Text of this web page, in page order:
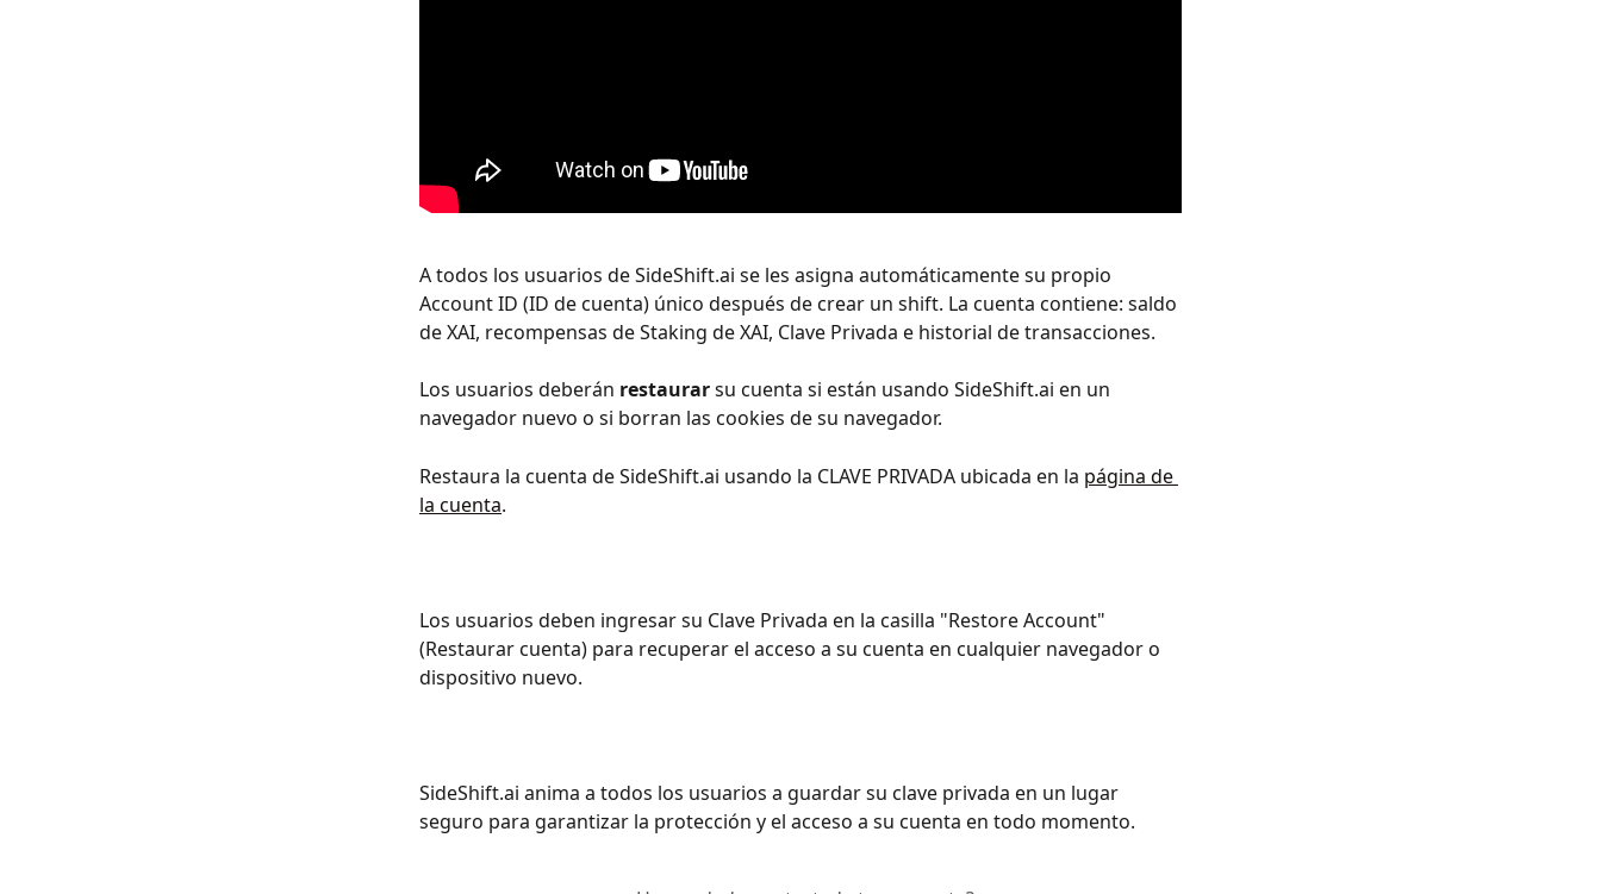
A todos los usuarios de SideShift.ai se les asigna automáticamente su propio
Account ID (ID de cuenta) único después de crear un shift. La cuenta contiene: saldo
de XAI, recompensas de Staking de XAI, Clave Privada e historial de transacciones.
Los usuarios deberán restaurar su cuenta si están usando SideShift.ai en un
navegador nuevo o si borran las cookies de su navegador.
Restaura la cuenta de SideShift.ai usando la CLAVE PRIVADA ubicada en la página de
la cuenta.
Los usuarios deben ingresar su Clave Privada en la casilla "Restore Account"
(Restaurar cuenta) para recuperar el acceso a su cuenta en cualquier navegador o
dispositivo nuevo.
SideShift.ai anima a todos los usuarios a guardar su clave privada en un lugar
seguro para garantizar la protección y el acceso a su cuenta en todo momento.